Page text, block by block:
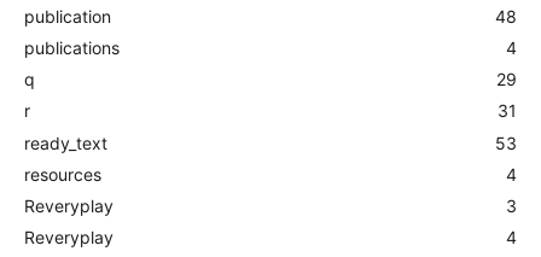
publication
48
publications
4
q
29
r
31
ready_text
53
resources
4
Reveryplay
3
Reveryplay
4